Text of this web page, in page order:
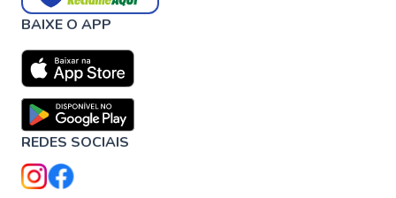
BAIXE O APP
REDES SOCIAIS